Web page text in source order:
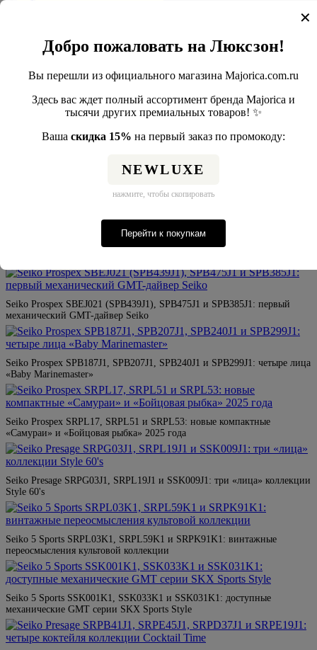
Кулоны Majorica 17691.00.B.N40.530.1
Бренды, ушедшие из России: как купить оригинал, а не реплику
Seiko 5 Sports SRPL03K1 и SRPL05K1: пара 1968 Heritage Recreation
Seiko Prospex SBEJ021 (SPB439J1), SPB475J1 и SPB385J1: первый
механический GMT-дайвер Seiko
Seiko Prospex SPB187J1, SPB207J1, SPB240J1 и SPB299J1: четыре лица
«Baby Marinemaster»
Seiko Prospex SRPL17, SRPL51 и SRPL53: новые компактные
«Самураи» и «Бойцовая рыбка» 2025 года
Seiko Presage SRPG03J1, SRPL19J1 и SSK009J1: три «лица» коллекции
Style 60's
Seiko 5 Sports SRPL03K1, SRPL59K1 и SRPK91K1: винтажные
переосмысления культовой коллекции
Seiko 5 Sports SSK001K1, SSK033K1 и SSK031K1: доступные
механические GMT серии SKX Sports Style
✕
Добро пожаловать на Люксзон!
Вы перешли из официального магазина Majorica.com.ru
Здесь вас ждет полный ассортимент бренда Majorica и
тысячи других премиальных товаров! ✨
Ваша скидка 15% на первый заказ по промокоду:
NEWLUXE
нажмите, чтобы скопировать
Перейти к покупкам